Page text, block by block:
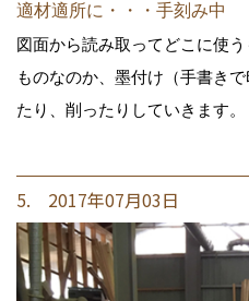
適材適所に・・・手刻み中
図面から読み取ってどこに使
ものなのか、墨付け（手書き
たり、削ったりしていきます。
5. 2017年07月03日